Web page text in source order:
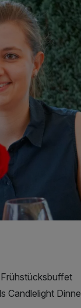
Candlelight